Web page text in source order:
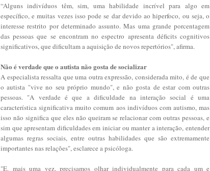
“Alguns indivíduos têm, sim, uma habilidade incrível para algo em
específico, e muitas vezes isso pode se dar devido ao hiperfoco, ou seja, o
interesse restrito por determinado assunto. Mas uma grande porcentagem
das pessoas que se encontram no espectro apresenta déficits cognitivos
significativos, que dificultam a aquisição de novos repertórios", afirma.
Não é verdade que o autista não gosta de socializar
A especialista ressalta que uma outra expressão, considerada mito, é de que
o autista "vive no seu próprio mundo", e não gosta de estar com outras
pessoas. "A verdade é que a dificuldade na interação social é uma
característica significativa muito comum aos indivíduos com autismo, mas
isso não significa que eles não queiram se relacionar com outras pessoas, e
sim que apresentam dificuldades em iniciar ou manter a interação, entender
algumas regras sociais, entre outras habilidades que são extremamente
importantes nas relações", esclarece a psicóloga.
"E. mais uma vez, precisamos olhar individualmente para cada um e